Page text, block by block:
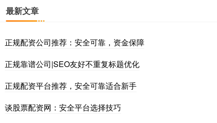
最新文章
正规配资公司推荐：安全可靠，资金保障
正规靠谱公司|SEO友好不重复标题优化
正规配资平台推荐，安全可靠适合新手
谈股票配资网：安全平台选择技巧